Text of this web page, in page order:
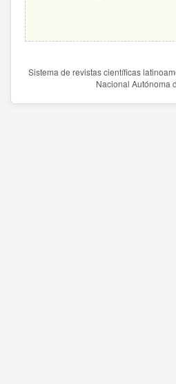
Sistema de revistas científicas
Nacional Autónoma